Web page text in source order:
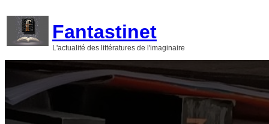
contenu
Fantastinet
L'actualité des littératures de l'imaginaire